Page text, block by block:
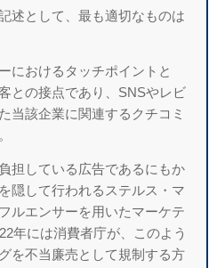
として、最も適切なものは
おけるタッチポイントと
との接点であり、SNSやレビ
当該企業に関連するクチコミ
担している広告であるにもか
隠して行われるステルス・マ
ルエンサーを用いたマーケテ
年には消費者庁が、このよう
を不当廉売として規制する方